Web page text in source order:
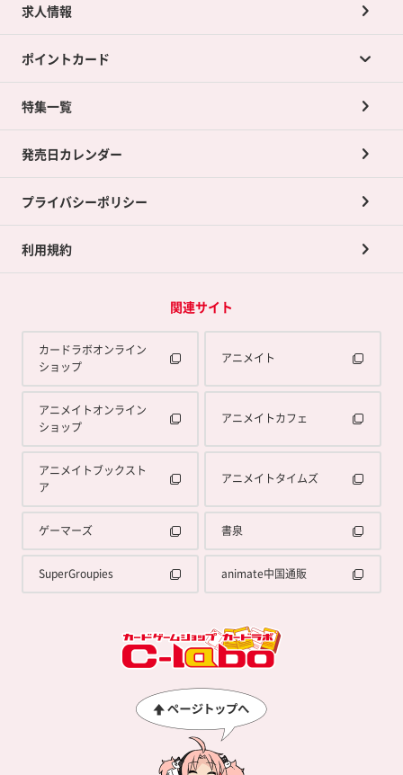
カードラボの買取サービスTOP
店舗買取について
ネット買取について
買取承諾書について
求人情報
ポイントカード
ポイントカードTOP
ポイント交換景品
特集一覧
発売日カレンダー
プライバシーポリシー
利用規約
関連サイト
カードラボオンライン
ショップ
アニメイト
アニメイトオンライン
ショップ
アニメイトカフェ
アニメイトブックスト
ア
アニメイトタイムズ
ゲーマーズ 書泉
SuperGroupies animate中国通販